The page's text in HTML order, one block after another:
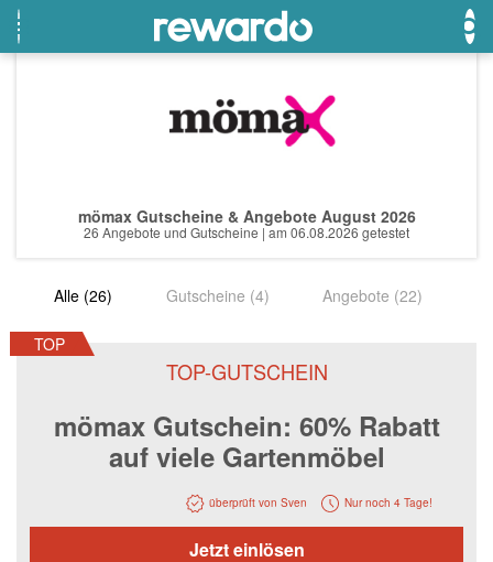
Lieferando
Fressnapf
adidas
Top Gutscheine
Sonderaktionen
Top Angebote
mömax Gutscheine & Angebote August 2026
26 Angebote und Gutscheine | am 06.08.2026 getestet
Alle (26) Gutscheine (4) Angebote (22)
TOP
TOP-GUTSCHEIN
mömax Gutschein: 60% Rabatt
auf viele Gartenmöbel
überprüft von Sven Nur noch 4 Tage!
Jetzt einlösen